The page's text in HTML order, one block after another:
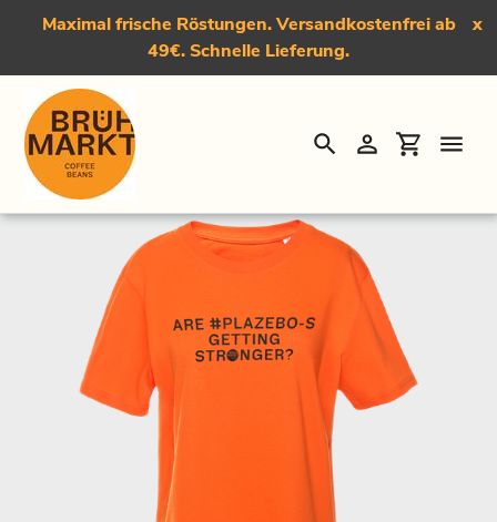
Direkt
Maximal frische Röstungen. Versandkostenfrei ab
49€. Schnelle Lieferung.
x
SuchenEinloggen
Startseite › T-Shirt "#Plazebo"